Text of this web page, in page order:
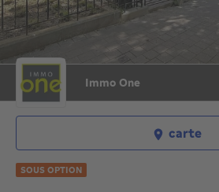
Immo One
carte
SOUS OPTION